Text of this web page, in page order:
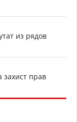
из рядов
захист прав